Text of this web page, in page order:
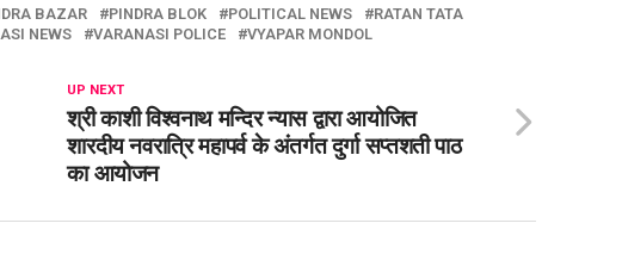
BAZAR PINDRA BLOK POLITICAL NEWS
RATAN TATA
NEWS VARANASI POLICE VYAPAR MONDOL
UP NEXT
श्री काशी विश्वनाथ मन्दिर न्यास द्वारा आयोजित
शारदीय नवरात्रि महापर्व के अंतर्गत दुर्गा सप्तशती पाठ
का आयोजन